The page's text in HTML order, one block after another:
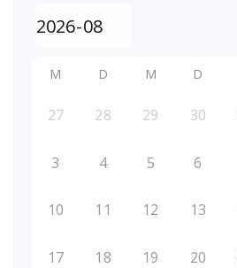
M D M D
27 28 29 30
3 4 5 6
10 11 12 13
17 18 19 20